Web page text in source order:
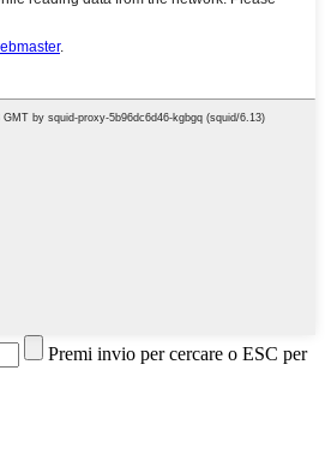
Premi invio per cercare o ESC per